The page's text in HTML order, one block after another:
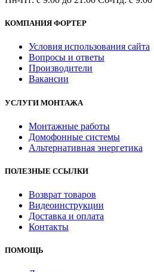
КОМПАНИЯ ФОРТЕР
Условия использования сайта
Вопросы и ответы
Производители
Вакансии
УСЛУГИ МОНТАЖА
Монтажные работы
Домофонные системы
Альтернативная энергетика
ПОЛЕЗНЫЕ ССЫЛКИ
Возврат товаров
Видеоинструкции
Доставка и оплата
Контакты
ПОМОЩЬ